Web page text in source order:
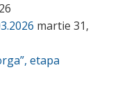
martie 31,
etapa